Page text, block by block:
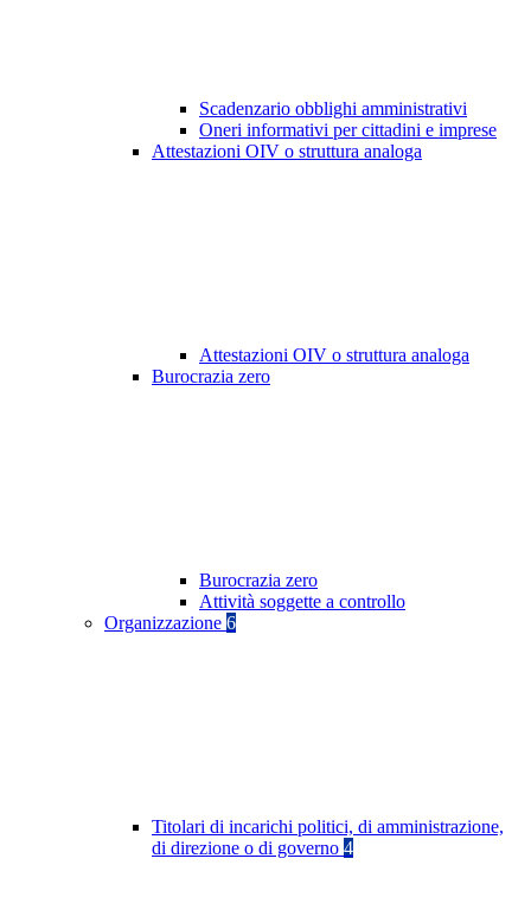
Scadenzario obblighi amministrativi
Oneri informativi per cittadini e imprese
Attestazioni OIV o struttura analoga
Attestazioni OIV o struttura analoga
Burocrazia zero
Burocrazia zero
Attività soggette a controllo
Organizzazione 6
Titolari di incarichi politici, di amministrazione,
di direzione o di governo 4